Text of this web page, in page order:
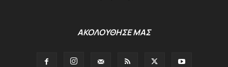
ΑΚΟΛΟΥΘΗΣΕ ΜΑΣ